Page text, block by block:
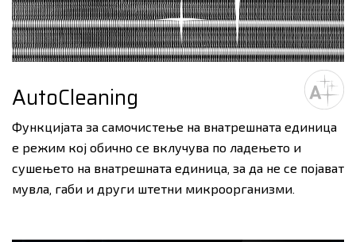
AutoCleaning
Функцијата за самочистење на внатрешната единица
е режим кој обично се вклучува по ладењето и
сушењето на внатрешната единица, за да не се појават
мувла, габи и други штетни микроорганизми.